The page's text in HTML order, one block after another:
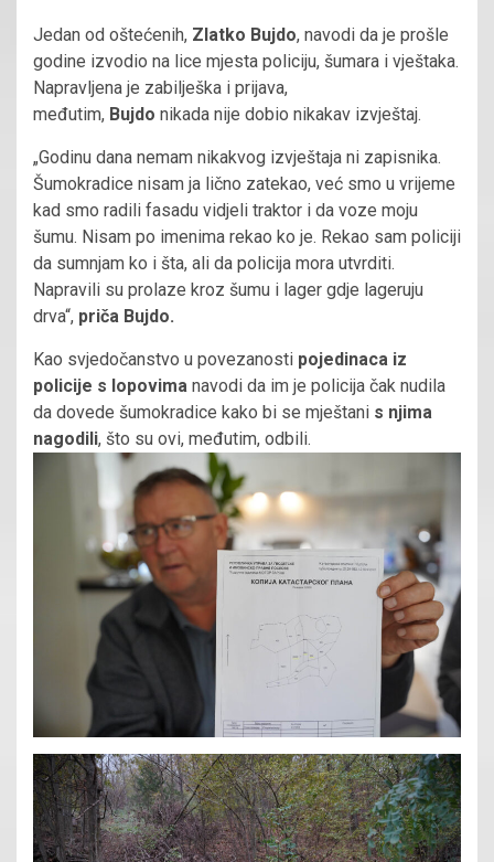
Jedan od oštećenih, Zlatko Bujdo, navodi da je prošle
godine izvodio na lice mjesta policiju, šumara i vještaka.
Napravljena je zabilješka i prijava,
međutim, Bujdo nikada nije dobio nikakav izvještaj.
„Godinu dana nemam nikakvog izvještaja ni zapisnika.
Šumokradice nisam ja lično zatekao, već smo u vrijeme
kad smo radili fasadu vidjeli traktor i da voze moju
šumu. Nisam po imenima rekao ko je. Rekao sam policiji
da sumnjam ko i šta, ali da policija mora utvrditi.
Napravili su prolaze kroz šumu i lager gdje lageruju
drva“, priča Bujdo.
Kao svjedočanstvo u povezanosti pojedinaca iz
policije s lopovima navodi da im je policija čak nudila
da dovede šumokradice kako bi se mještani s njima
nagodili, što su ovi, međutim, odbili.